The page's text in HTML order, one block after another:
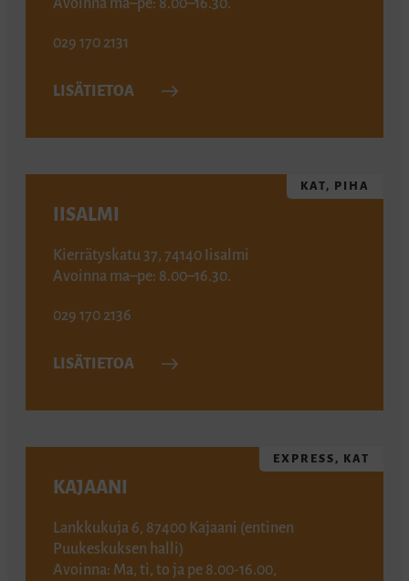
Avoinna ma–pe: 8.00–16.30.
029 170 2131
LISÄTIETOA
KAT, PIHA
IISALMI
Kierrätyskatu 37, 74140 Iisalmi
Avoinna ma–pe: 8.00–16.30.
029 170 2136
LISÄTIETOA
EXPRESS, KAT
KAJAANI
Lankkukuja 6, 87400 Kajaani (entinen
Puukeskuksen halli)
Avoinna: Ma, ti, to ja pe 8.00-16.00,